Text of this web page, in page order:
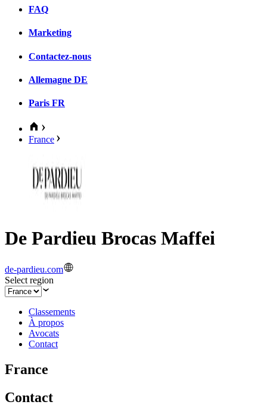
FAQ
Marketing
Contactez-nous
Allemagne DE
Paris FR
France
De Pardieu Brocas Maffei
de-pardieu.com
Select region
Classements
À propos
Avocats
Contact
France
Contact